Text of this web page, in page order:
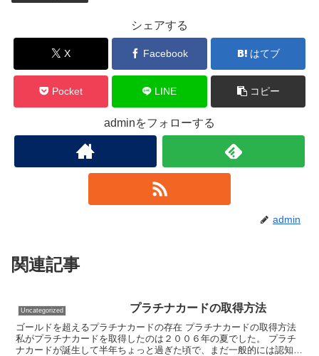
シェアする
X Facebook はてブ
Pocket LINE コピー
adminをフォローする
admin
関連記事
Uncategorized プラチナカードの取得方法
ゴールドを超えるプラチナカードの存在 プラチナカードの取得方法
私がプラチナカードを取得したのは２００６年の夏でした。 プラチ
ナカードが誕生して半年ちょっと過ぎた頃で、まだ一般的には認知さ